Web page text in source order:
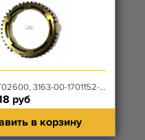
3163-00-1701152-00
руб
в корзину